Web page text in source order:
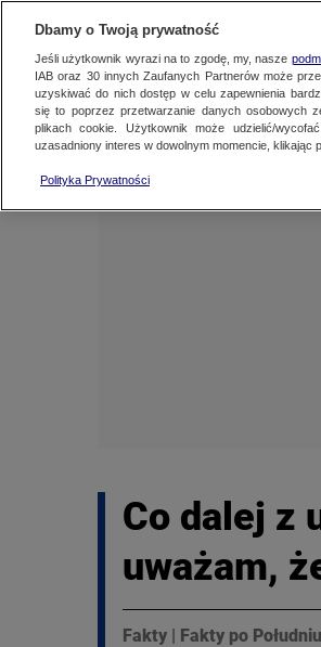
Co dalej z
uważam,
Fakty | Fakty po Południu
Dbamy o Twoją prywatność
Jeśli użytkownik wyrazi na to zgodę, my, nasze
IAB oraz 30innych Zaufanych Partnerów może
uzyskiwać do nich dostęp w celu zapewnienia
się to poprzez przetwarzanie danych osobowych
plikach cookie. Użytkownik może udzielić/
uzasadniony interes w dowolnym momencie, klikając
Polityka Prywatności